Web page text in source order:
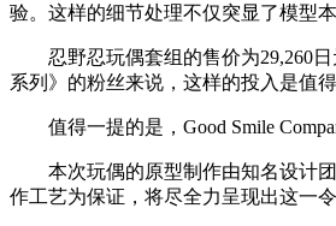
验。这样的细节处理不仅突显了模型
忍野忍玩偶套组的售价为29,260日
系列》的粉丝来说，这样的投入是值
值得一提的是，Good Smile
本次玩偶的原型制作由知名设计团
作工艺为保证，将尽全力呈现出这一